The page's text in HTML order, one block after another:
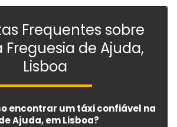
Frequentes sobre
Freguesia de Ajuda,
Lisboa
encontrar um táxi confiável na
Ajuda, em Lisboa?